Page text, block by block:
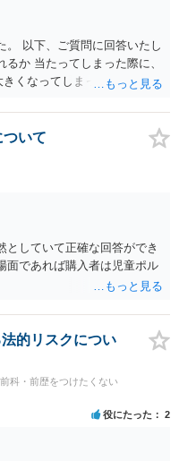
。 以下、ご質問に回答いたし
か 当たってしまった際に、
くなってしまっていたこと
ょうか？ お伺いする限り、
思います。 ②逮捕、呼び出し
ょうか？ 誤って当たってし
のアクションが無かったこ
性は極めて低いと思いま
どの期間逮捕呼び出しの可
逮捕や呼び出しの可能性は
はないでしょう。
いて
していて正確な回答ができ
面であれば購入者は児童ポル
的リスクについ
科・前歴をつけたくない
役にたった 2